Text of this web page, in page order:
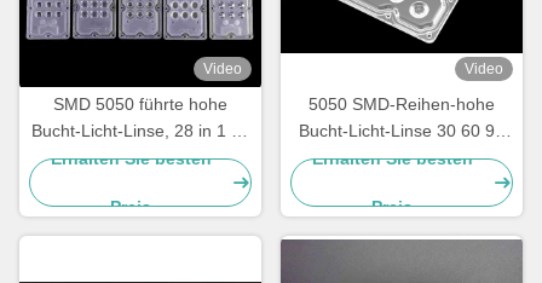
Video
SMD 5050 führte hohe
Bucht-Licht-Linse, 28 in 1 30
Grad geführter Linse
Erhalten Sie besten
Preis
Video
5050 SMD-Reihen-hohe
Bucht-Licht-Linse 30 60 90
Grad-Öffnungswinkel für
Erhalten Sie besten
Preis